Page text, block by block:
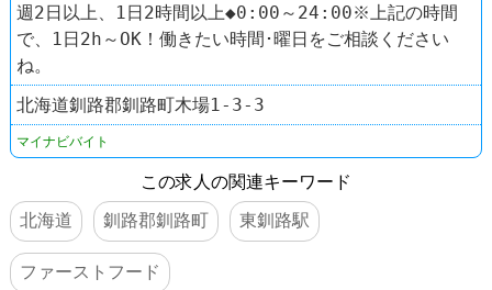
週2日以上、1日2時間以上◆0:00～24:00※上記の時間
で、1日2h～OK！働きたい時間･曜日をご相談ください
ね。
北海道釧路郡釧路町木場1-3-3
マイナビバイト
この求人の関連キーワード
北海道
釧路郡釧路町 東釧路駅
ファーストフード